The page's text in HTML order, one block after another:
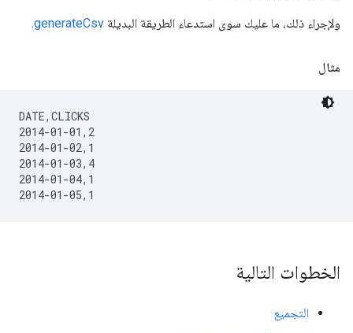
ولإجراء ذلك، ما عليك سوى استدعاء الطريقة البديلة generateCsv
.
مثال
DATE,CLICKS
2014-01-01,2
2014-01-02,1
2014-01-03,4
2014-01-04,1
2014-01-05,1
الخطوات التالية
التجميع